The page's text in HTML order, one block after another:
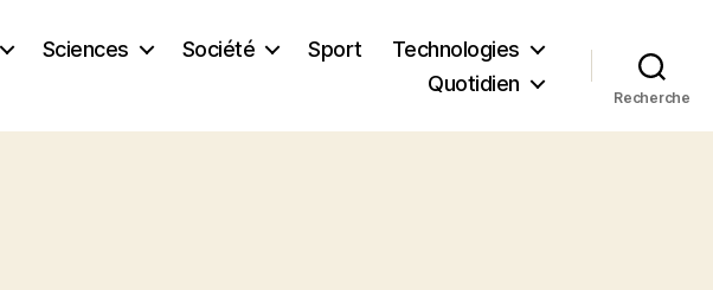
Sciences Société Sport
Technologies
Quotidien
Recherche